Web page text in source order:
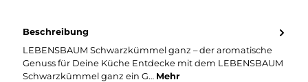
Beschreibung
LEBENSBAUM Schwarzkümmel ganz – der aromatische
Genuss für Deine Küche Entdecke mit dem LEBENSBAUM
Schwarzkümmel ganz ein G… Mehr